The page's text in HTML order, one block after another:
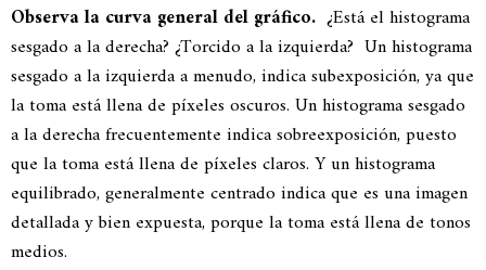
Observa la curva general del gráfico. ¿Está el histograma
sesgado a la derecha? ¿Torcido a la izquierda? Un histograma
sesgado a la izquierda a menudo, indica subexposición, ya que
la toma está llena de píxeles oscuros. Un histograma sesgado
a la derecha frecuentemente indica sobreexposición, puesto
que la toma está llena de píxeles claros. Y un histograma
equilibrado, generalmente centrado indica que es una imagen
detallada y bien expuesta, porque la toma está llena de tonos
medios.